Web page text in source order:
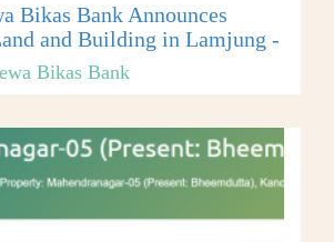
Bikas Bank Announces
and Building in Lamjung -
Bikas Bank